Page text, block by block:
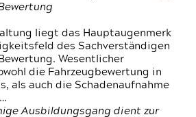
liegt das Hauptaugenmerk
des Sachverständigen
Wesentlicher
die Fahrzeugbewertung in
als auch die Schadenaufnahme
Ausbildungsgang dient zur